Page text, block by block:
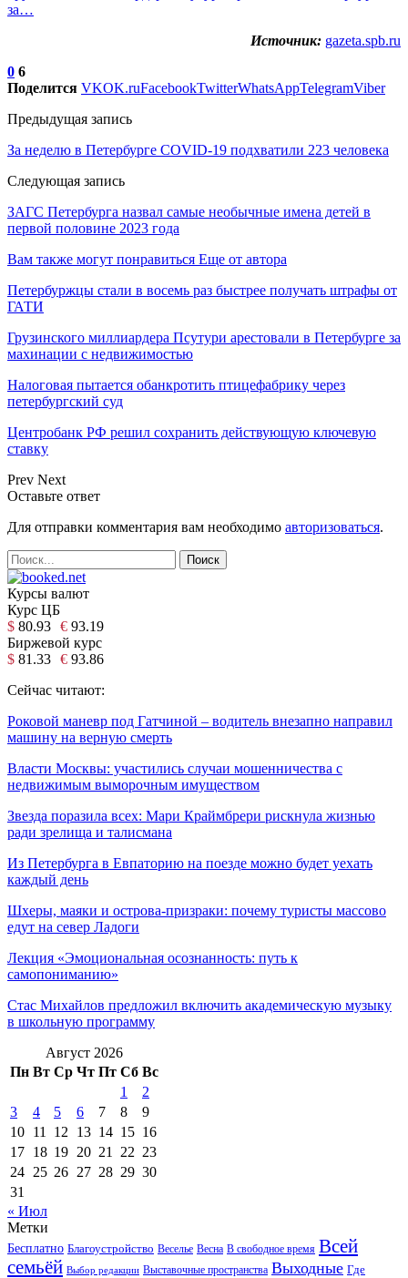
за…
Источник: gazeta.spb.ru
0 6
Поделится VKOK.ruFacebookTwitterWhatsAppTelegramViber
Предыдущая запись
За неделю в Петербурге COVID-19 подхватили 223 человека
Следующая запись
ЗАГС Петербурга назвал самые необычные имена детей в
первой половине 2023 года
Вам также могут понравиться Еще от автора
Петербуржцы стали в восемь раз быстрее получать штрафы от
ГАТИ
Грузинского миллиардера Псутури арестовали в Петербурге за
махинации с недвижимостью
Налоговая пытается обанкротить птицефабрику через
петербургский суд
Центробанк РФ решил сохранить действующую ключевую
ставку
Prev Next
Оставьте ответ
Для отправки комментария вам необходимо авторизоваться.
Курсы валют
Курс ЦБ
$ 80.93 € 93.19
Биржевой курс
$ 81.33 € 93.86
Сейчас читают:
Роковой маневр под Гатчиной – водитель внезапно направил
машину на верную смерть
Власти Москвы: участились случаи мошенничества с
недвижимым выморочным имуществом
Звезда поразила всех: Мари Краймбрери рискнула жизнью
ради зрелища и талисмана
Из Петербурга в Евпаторию на поезде можно будет уехать
каждый день
Шхеры, маяки и острова-призраки: почему туристы массово
едут на север Ладоги
Лекция «Эмоциональная осознанность: путь к
самопониманию»
Стас Михайлов предложил включить академическую музыку
в школьную программу
Август 2026
Пн Вт Ср Чт Пт Сб Вс
1
2
3
4 5 6 7 8
9
10 11 12 13 14 15 16
17 18 19 20 21 22 23
24 25 26 27 28 29 30
31
« Июл
Метки
Бесплатно Благоустройство Веселье Весна В свободное время Всей
семьёй Выбор редакции Выставочные пространства Выходные Где